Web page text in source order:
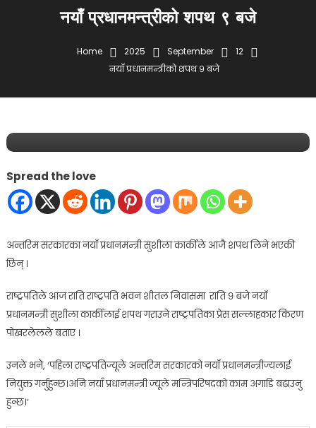
नयाँ प्रधानमन्त्रीको शपथ ९ बजे
Home 2025 September
12
नयाँ प्रधानमन्त्रीको शपथ ९ बजे
September 12, 2025 lifekhabar
Spread the love
अन्तरिम सरकारका नयाँ प्रधानमन्त्री सुशीला कार्कीले आजै शपथ लिने भएकी
छिन् ।
राष्ट्रपतिले आज राति राष्ट्रपति भवन शीतल निवासमा राति ९ बजे नयाँ
प्रधानमन्त्री सुशीला कार्कीलाई शपथ गराउने राष्ट्रपतिका प्रेस सल्लाहकार किरण
पोखरलेलले बताए ।
उनले भने, ‘पहिला राष्ट्रपतिज्यूले अन्तरिम सरकारको नयाँ प्रधानमन्त्रीज्‍यलाई
नियुक्त गर्नुहुन्छ।अनि नयाँ प्रधानमन्त्री ज्‍यूले मन्त्रिपरिषदको काम अगाडि बढाउनु
हुन्छ।’